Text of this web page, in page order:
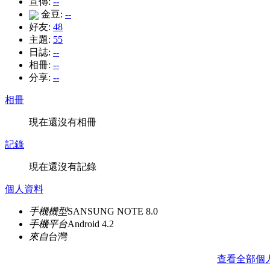
金豆: --
好友: 48
主題: 55
日誌: --
相冊: --
分享: --
相冊
現在還沒有相冊
記錄
現在還沒有記錄
個人資料
手機機型SANSUNG NOTE 8.0
手機平台Android 4.2
來自台灣
查看全部個